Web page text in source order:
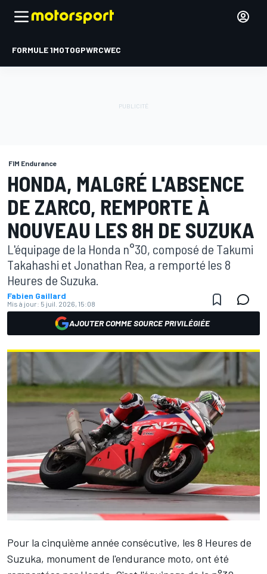
FORMULE 1MOTOGPWRCWEC
FIM Endurance
HONDA, MALGRÉ L'ABSENCE
DE ZARCO, REMPORTE À
NOUVEAU LES 8H DE SUZUKA
L'équipage de la Honda n°30, composé de Takumi
Takahashi et Jonathan Rea, a remporté les 8
Heures de Suzuka.
Fabien Gaillard
Mis à jour: 5 juil. 2026, 15:08
AJOUTER COMME SOURCE PRIVILÉGIÉE
Pour la cinquième année consécutive, les 8 Heures de
Suzuka, monument de l'endurance moto, ont été